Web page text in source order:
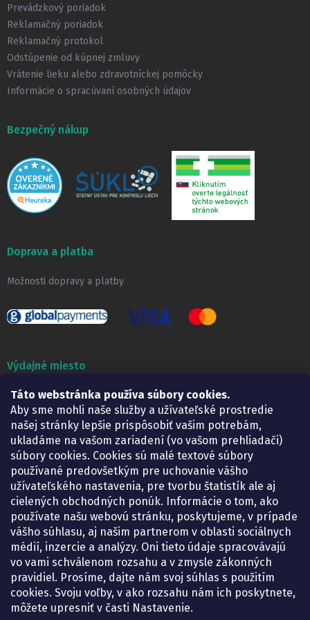
Táto webstránka používa súbory cookies.
Aby sme mohli naše služby a užívateľské prostredie
našej stránky lepšie prispôsobiť vašim potrebám,
ukladáme na vašom zariadení (vo vašom prehliadači)
súbory cookies. Cookies sú malé textové súbory
používané predovšetkým pre uchovanie vášho
užívateľského nastavenia, pre tvorbu štatistík ale aj
cielených obchodných ponúk. Informácie o tom, ako
používate našu webovú stránku, poskytujeme, v prípade
vášho súhlasu, aj našim partnerom v oblasti sociálnych
médií, inzercie a analýzy. Oni tieto údaje spracovávajú
vo vami schválenom rozsahu a v zmysle zákonných
pravidiel. Prosíme, dajte nám svoj súhlas s použitím
cookies. Svoju voľby, v ako rozsahu nám ich poskytnete,
môžete upresniť v časti Nastavenie.
Prevádzkový poriadok
Reklamačný poriadok
Reklamačný protokol
Odstúpenie od kúpnej zmluvy
Vrátenie lieku alebo zdravotníckej pomôcky
Informácie o spracúvaní osobných údajov
Bezpečný nákup
Doprava a platba
Možnosti dopravy a platby
Výdajné miesto
Lekáreň ADONAI
Košice – Smetanova 2
Pondelok:
07.30 – 15.30 h.
Utorok:
07.30 – 16.00 h.
Streda:
07.30 – 16.00 h.
Štvrtok:
07.30 – 15.30 h.
Piatok:
07.30 – 15.30 h.
KONTAKT
eshop@lekarenadonai.sk
+421 948 203 203
Nájdete nás na Facebooku.
lekarenadonai/